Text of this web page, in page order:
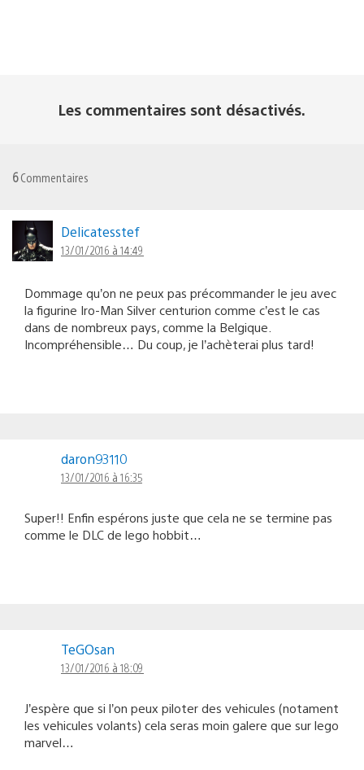
Les commentaires sont désactivés.
6Commentaires
Delicatesstef
13/01/2016 à 14:49
Dommage qu’on ne peux pas précommander le jeu avec
la figurine Iro-Man Silver centurion comme c’est le cas
dans de nombreux pays, comme la Belgique.
Incompréhensible… Du coup, je l’achèterai plus tard!
daron93110
13/01/2016 à 16:35
Super!! Enfin espérons juste que cela ne se termine pas
comme le DLC de lego hobbit…
TeGOsan
13/01/2016 à 18:09
J’espère que si l’on peux piloter des vehicules (notament
les vehicules volants) cela seras moin galere que sur lego
marvel…